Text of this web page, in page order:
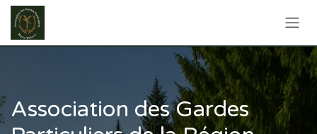
Se rendre au contenu
Association des Gardes